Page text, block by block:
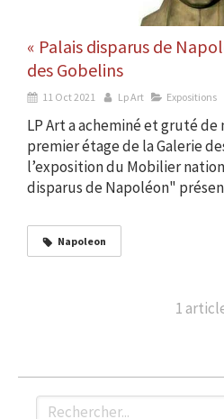
« Palais disparus de
des Gobelins
11 Oct 2021 Lp Art Expositions
LP Art a acheminé et gruté de
premier étage de la Galerie
l’exposition du Mobilier
disparus de Napoléon"
Napoleon
1
Rechercher